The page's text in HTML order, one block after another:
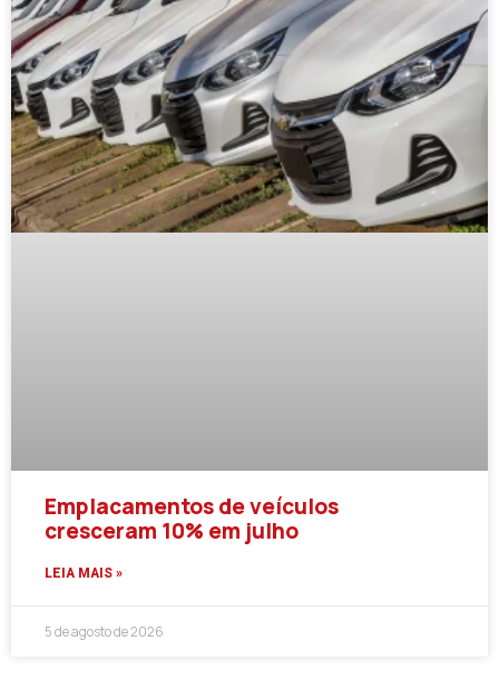
Emplacamentos de veículos
cresceram 10% em julho
LEIA MAIS »
5 de agosto de 2026